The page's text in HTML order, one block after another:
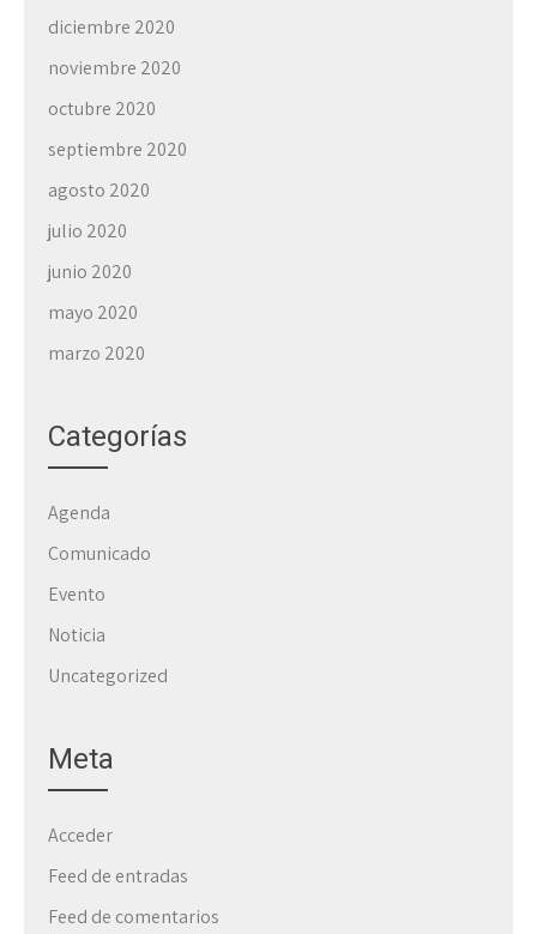
diciembre 2020
noviembre 2020
octubre 2020
septiembre 2020
agosto 2020
julio 2020
junio 2020
mayo 2020
marzo 2020
Categorías
Agenda
Comunicado
Evento
Noticia
Uncategorized
Meta
Acceder
Feed de entradas
Feed de comentarios